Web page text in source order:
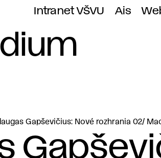
Intranet VŠVU Ais
Gapševičius: Nové rozhrania 02/